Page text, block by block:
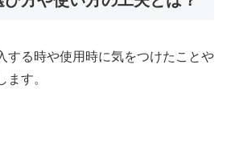
する時や使用時に気をつけたことや
ます。